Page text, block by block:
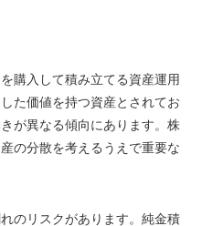
購入して積み立てる資産運用
た価値を持つ資産とされてお
が異なる傾向にあります。株
の分散を考えるうえで重要な
のリスクがあります。純金積